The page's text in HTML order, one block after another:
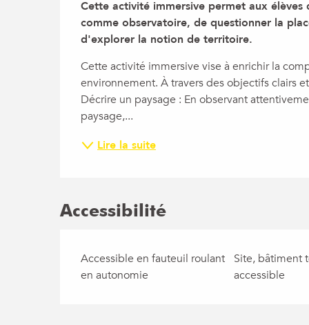
Cette activité immersive permet aux
comme observatoire, de questionner la
d'explorer la notion de territoire.
Cette activité immersive vise à enrichir la
environnement. À travers des objectifs clairs
Décrire un paysage : En observant
paysage,...
Lire la suite
Accessibilité
Accessible en fauteuil roulant
en autonomie
Site, bâtiment
accessible